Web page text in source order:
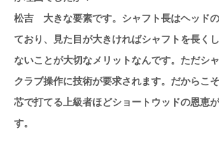
松吉 大きな要素です。シャフト長はヘッド
ており、見た目が大きければシャフトを長く
ないことが大切なメリットなんです。ただシ
クラブ操作に技術が要求されます。だからこそ
芯で打てる上級者ほどショートウッドの恩恵
す。